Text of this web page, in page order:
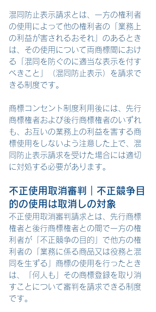
混同防止表示請求とは、一方の権利者
の使用によって他の権利者の「業務上
の利益が害されるおそれ」のあるとき
は、その使用について両商標間におけ
る「混同を防ぐのに適当な表示を付す
べきこと」（混同防止表示）を請求で
きる制度です。
商標コンセント制度利用後には、先行
商標権者および後行商標権者のいずれ
も、お互いの業務上の利益を害する商
標使用をしないよう注意した上で、混
同防止表示請求を受けた場合には適切
に対処する必要があります。
不正使用 取消審判｜不正競争目
的の使用は取消しの対象
不正使用取消審判請求とは、先行商標
権者と後行商標権者との間で一方の権
利者が「不正競争の目的」で他方の権
利者の「業務に係る商品又は役務と混
同を生ずる」商標の使用を行ったとき
は、「何人も」その商標登録を取り消
すことについて審判を請求できる制度
です。